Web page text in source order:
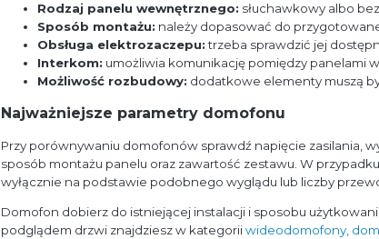
Rodzaj panelu wewnętrznego: słuchawkowy albo
Sposób montażu: należy dopasować do
Obsługa elektrozaczepu:trzeba sprawdzić jej
Interkom: umożliwia komunikację pomiędzy panelami
Możliwość rozbudowy: dodatkowe elementy muszą
Najważniejsze parametry domofonu
Przy porównywaniu domofonów sprawdź napięcie zasilania,
sposób montażu panelu oraz zawartość zestawu. W
wyłącznie na podstawie podobnego wyglądu lub liczby
Domofon dobierz do istniejącej instalacji i sposobu
podglądem drzwi znajdziesz w kategoriiwideodomofony,